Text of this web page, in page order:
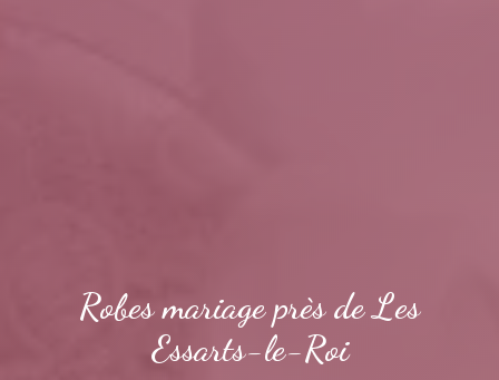
Robes mariage près de Les
Essarts-le-Roi